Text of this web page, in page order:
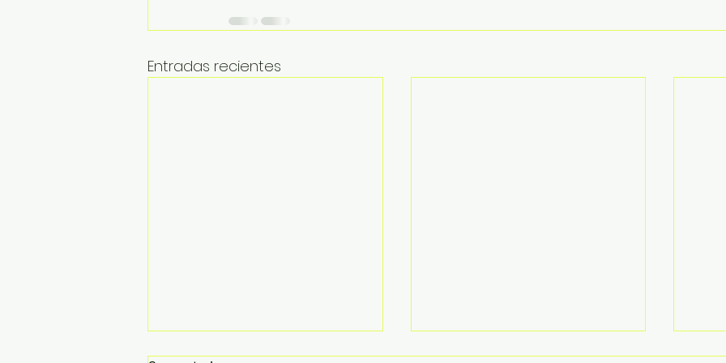
Entradas recientes